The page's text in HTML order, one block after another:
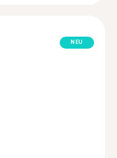
NEU